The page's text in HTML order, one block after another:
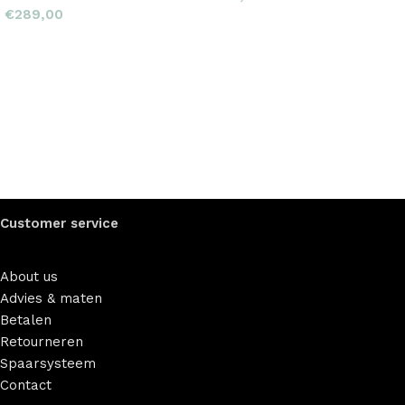
€289,00
Customer service
About us
Advies & maten
Betalen
Retourneren
Spaarsysteem
Contact